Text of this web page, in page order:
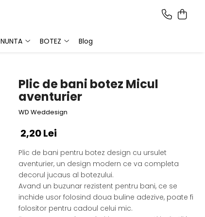
NUNTA BOTEZ Blog
Plic de bani botez Micul
aventurier
WD Weddesign
2,20 Lei
Plic de bani pentru botez design cu ursulet
aventurier, un design modern ce va completa
decorul jucaus al botezului.
Avand un buzunar rezistent pentru bani, ce se
inchide usor folosind doua buline adezive, poate fi
folositor pentru cadoul celui mic.